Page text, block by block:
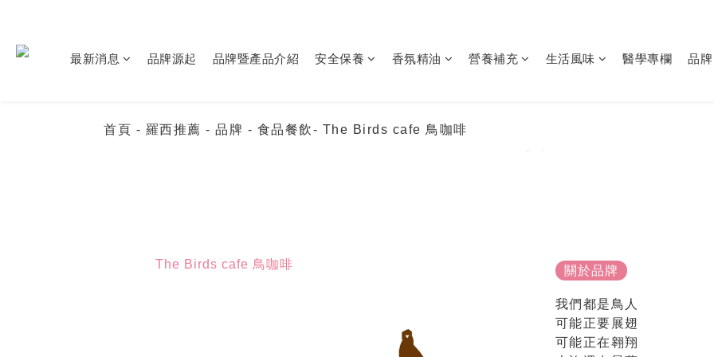
最新消息 品牌源起 品牌暨產品介紹 安全保養 香氛精油 營養補充 生活風味 醫學專欄 品
首頁 - 羅西推薦 - 品牌 - 食品餐飲- The Birds cafe 鳥咖啡
The Birds cafe 鳥咖啡 關於品牌
我們都是鳥人
可能正要展翅
可能正在翱翔